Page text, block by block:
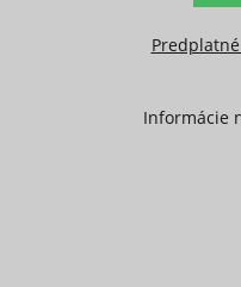
Informácie